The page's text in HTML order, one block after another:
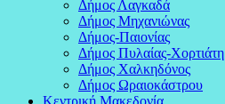
Δήμος Λαγκαδά
Δήμος Μηχανιώνας
Δήμος-Παιονίας
Δήμος Πυλαίας-Χορτιάτη
Δήμος Χαλκηδόνος
Δήμος Ωραιοκάστρου
Κεντρική Μακεδονία